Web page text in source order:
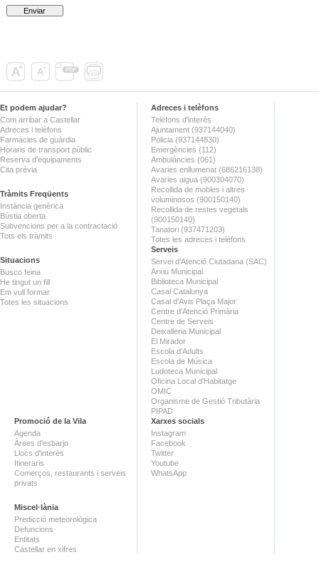
Et podem ajudar?
Com arribar a Castellar
Adreces i telèfons
Farmàcies de guàrdia
Horaris de transport públic
Reserva d'equipaments
Cita prèvia
Tràmits Freqüents
Instància genèrica
Bústia oberta
Subvencions per a la contractació
Tots els tràmits
Situacions
Busco feina
He tingut un fill
Em vull formar
Totes les situacions
Adreces i telèfons
Telèfons d'interès
Ajuntament (937144040)
Policia (937144830)
Emergències (112)
Ambulàncies (061)
Avaries enllumenat (686216138)
Avaries aigua (900304070)
Recollida de mobles i altres
voluminosos (900150140)
Recollida de restes vegetals
(900150140)
Tanatori (937471203)
Totes les adreces i telèfons
Serveis
Servei d'Atenció Ciutadana (SAC)
Arxiu Municipal
Biblioteca Municipal
Casal Catalunya
Casal d'Avis Plaça Major
Centre d'Atenció Primària
Centre de Serveis
Deixalleria Municipal
El Mirador
Escola d'Adults
Escola de Música
Ludoteca Municipal
Oficina Local d'Habitatge
OMIC
Organisme de Gestió Tributària
PIPAD
Promoció de la Vila
Agenda
Àrees d'esbarjo
Llocs d'interès
Itineraris
Comerços, restaurants i serveis
privats
Miscel·lània
Predicció meteorològica
Defuncions
Entitats
Castellar en xifres
Xarxes socials
Instagram
Facebook
Twitter
Youtube
WhatsApp